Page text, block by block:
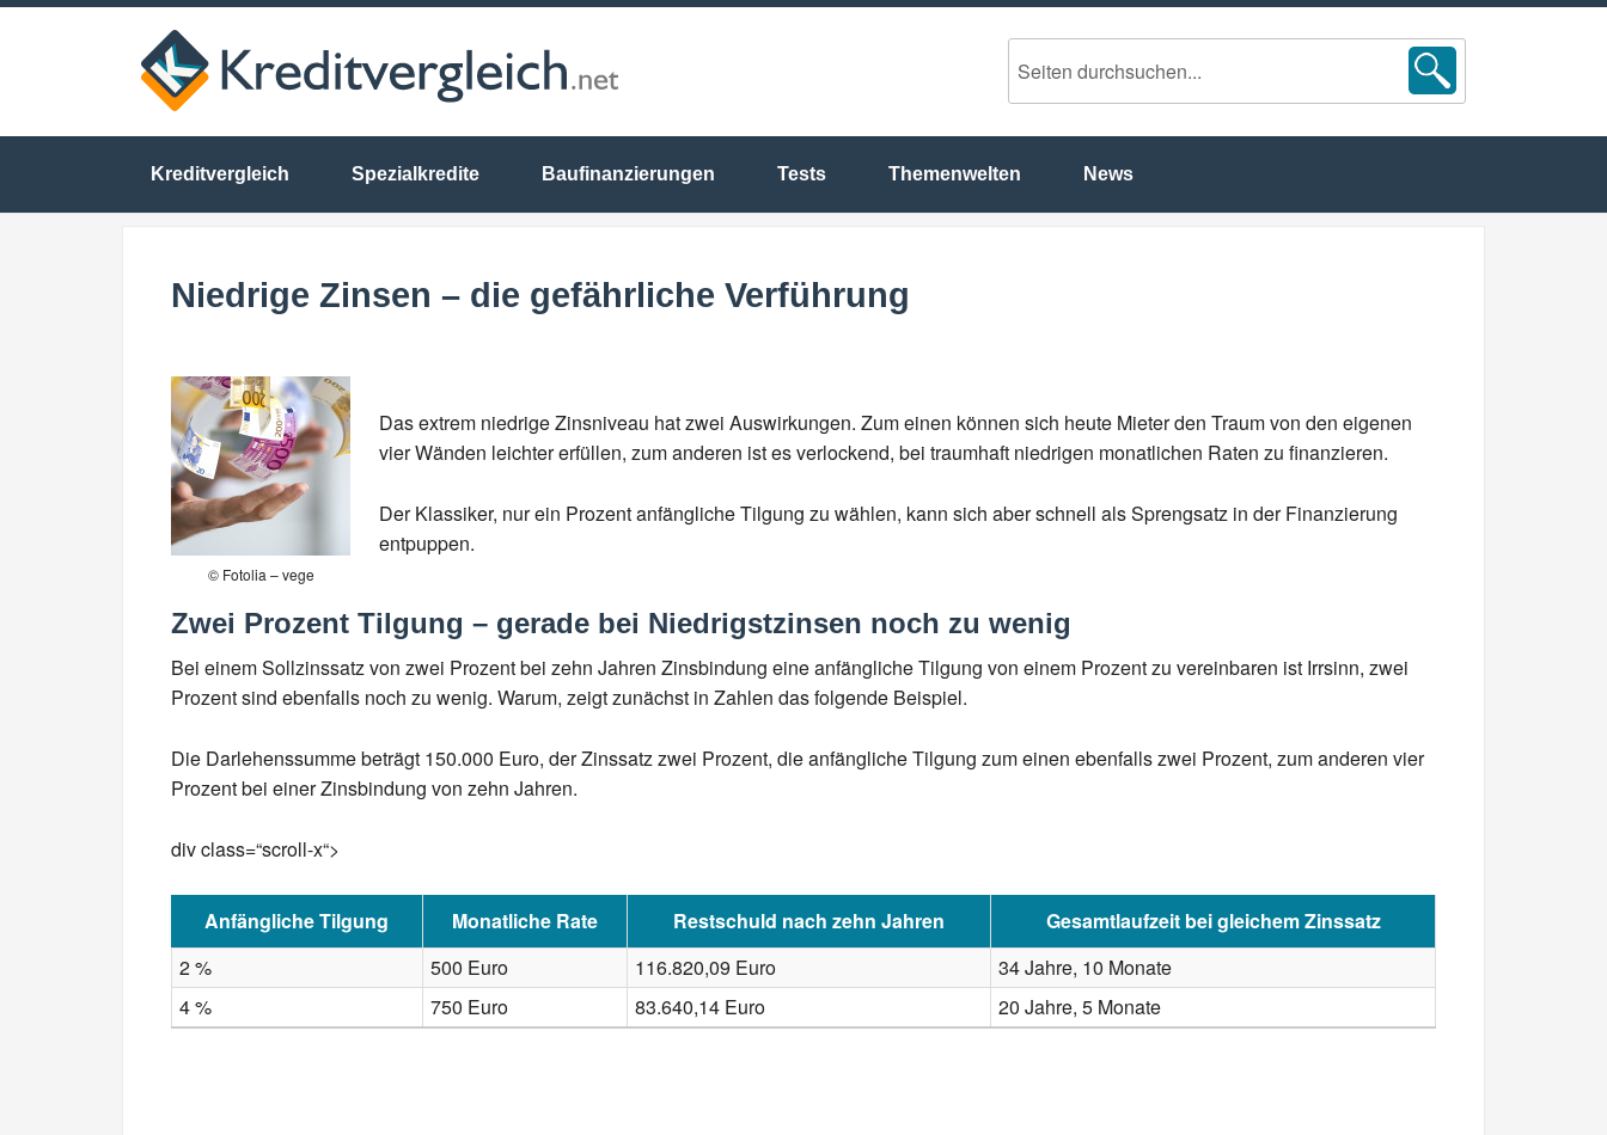
Kreditvergleich Spezialkredite Baufinanzierungen Tests Themenwelten News
Niedrige Zinsen – die gefährliche Verführung
© Fotolia – vege
Das extrem niedrige Zinsniveau hat zwei Auswirkungen. Zum einen können sich heute Mieter den Traum von den eigenen
vier Wänden leichter erfüllen, zum anderen ist es verlockend, bei traumhaft niedrigen monatlichen Raten zu finanzieren.
Der Klassiker, nur ein Prozent anfängliche Tilgung zu wählen, kann sich aber schnell als Sprengsatz in der Finanzierung
entpuppen.
Zwei Prozent Tilgung – gerade bei Niedrigstzinsen noch zu wenig
Bei einem Sollzinssatz von zwei Prozent bei zehn Jahren Zinsbindung eine anfängliche Tilgung von einem Prozent zu vereinbaren ist Irrsinn, zwei
Prozent sind ebenfalls noch zu wenig. Warum, zeigt zunächst in Zahlen das folgende Beispiel.
Die Darlehenssumme beträgt 150.000 Euro, der Zinssatz zwei Prozent, die anfängliche Tilgung zum einen ebenfalls zwei Prozent, zum anderen vier
Prozent bei einer Zinsbindung von zehn Jahren.
div class=“scroll-x“>
Anfängliche Tilgung Monatliche Rate Restschuld nach zehn Jahren
Gesamtlaufzeit bei gleichem Zinssatz
2 %
500 Euro 116.820,09 Euro
34 Jahre, 10 Monate
4 %
750 Euro 83.640,14 Euro 20 Jahre, 5 Monate